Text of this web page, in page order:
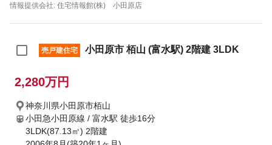
情報提供会社: 住宅情報館(株) 小田原店
売戸建住宅 小田原市 栢山 (富水駅) 2階建 3LDK
2,280万円
神奈川県小田原市栢山
小田急小田原線 / 富水駅 徒歩16分
3LDK(87.13㎡) 2階建